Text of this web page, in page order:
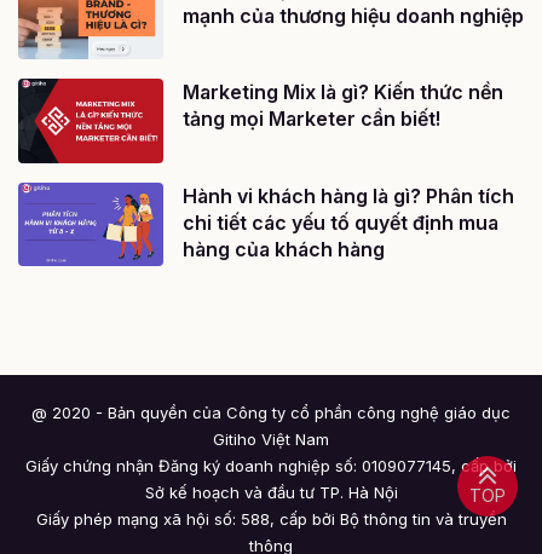
mạnh của thương hiệu doanh nghiệp
Marketing Mix là gì? Kiến thức nền
tảng mọi Marketer cần biết!
Hành vi khách hàng là gì? Phân tích
chi tiết các yếu tố quyết định mua
hàng của khách hàng
TOP
@ 2020 - Bản quyền của Công ty cổ phần công nghệ giáo dục
Gitiho Việt Nam
Giấy chứng nhận Đăng ký doanh nghiệp số: 0109077145, cấp bởi
Sở kế hoạch và đầu tư TP. Hà Nội
Giấy phép mạng xã hội số: 588, cấp bởi Bộ thông tin và truyền
thông